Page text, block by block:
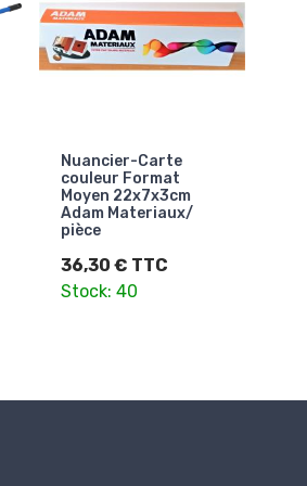
Nuancier-Carte
couleur Format
Moyen 22x7x3cm
Adam Materiaux/
pièce
36,30 € TTC
Stock: 40